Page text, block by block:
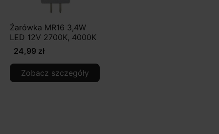
Żarówka MR16 3,4W
LED 12V 2700K, 4000K
24,99 zł
Zobacz szczegóły